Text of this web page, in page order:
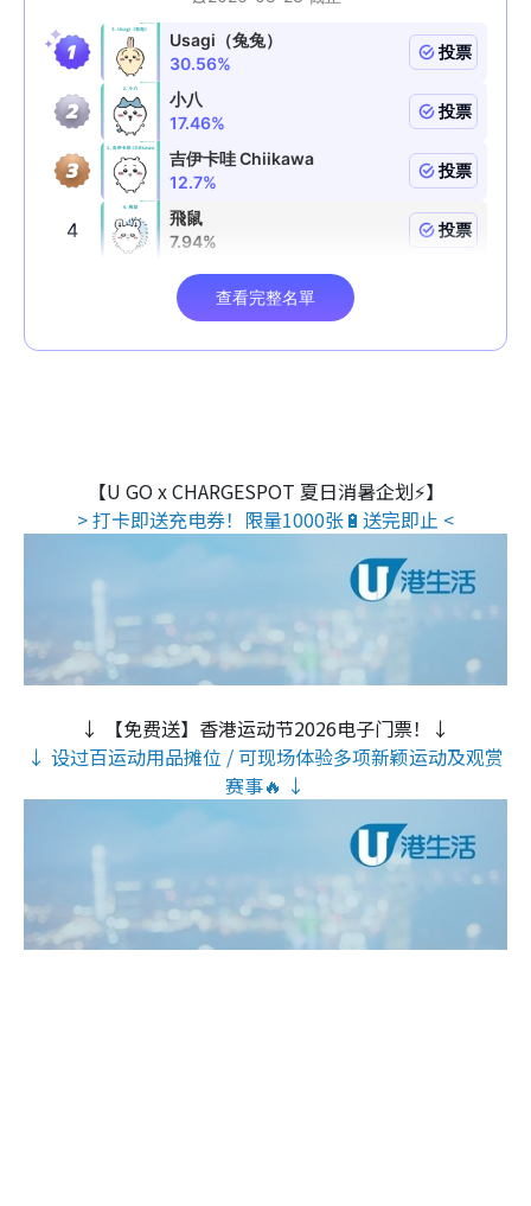
【U GO x CHARGESPOT 夏日消暑企划⚡】
> 打卡即送充电券！限量1000张🔋送完即止 <
↓ 【免费送】香港运动节2026电子门票！↓
↓ 设过百运动用品摊位 / 可现场体验多项新颖运动及观赏
赛事🔥 ↓